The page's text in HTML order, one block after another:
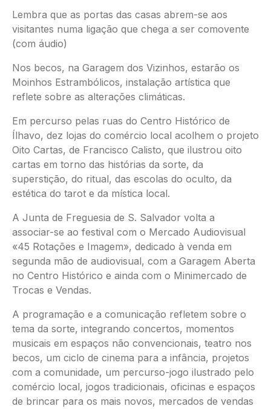
Lembra que as portas das casas abrem-se aos
visitantes numa ligação que chega a ser comovente
(com áudio)
Nos becos, na Garagem dos Vizinhos, estarão os
Moinhos Estrambólicos, instalação artística que
reflete sobre as alterações climáticas.
Em percurso pelas ruas do Centro Histórico de
Ílhavo, dez lojas do comércio local acolhem o projeto
Oito Cartas, de Francisco Calisto, que ilustrou oito
cartas em torno das histórias da sorte, da
superstição, do ritual, das escolas do oculto, da
estética do tarot e da mística local.
A Junta de Freguesia de S. Salvador volta a
associar-se ao festival com o Mercado Audiovisual
«45 Rotações e Imagem», dedicado à venda em
segunda mão de audiovisual, com a Garagem Aberta
no Centro Histórico e ainda com o Minimercado de
Trocas e Vendas.
A programação e a comunicação refletem sobre o
tema da sorte, integrando concertos, momentos
musicais em espaços não convencionais, teatro nos
becos, um ciclo de cinema para a infância, projetos
com a comunidade, um percurso-jogo ilustrado pelo
comércio local, jogos tradicionais, oficinas e espaços
de brincar para os mais novos, mercados de vendas